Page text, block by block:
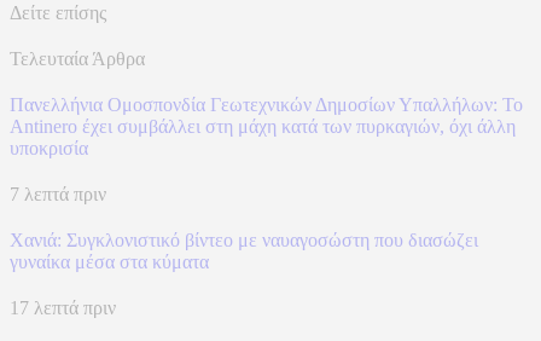
Δείτε επίσης
Τελευταία Άρθρα
Πανελλήνια Ομοσπονδία Γεωτεχνικών Δημοσίων Υπαλλήλων: Το
Antinero έχει συμβάλλει στη μάχη κατά των πυρκαγιών, όχι άλλη
υποκρισία
7 λεπτά πριν
Χανιά: Συγκλονιστικό βίντεο με ναυαγοσώστη που διασώζει
γυναίκα μέσα στα κύματα
17 λεπτά πριν